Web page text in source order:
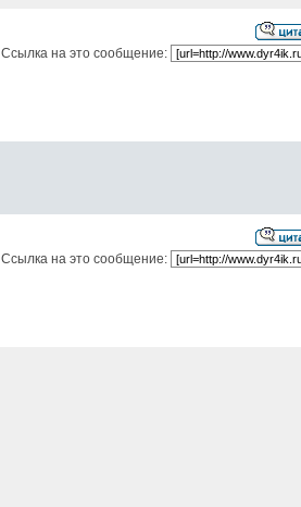
Ссылка на это сообщение:
Ссылка на это сообщение: